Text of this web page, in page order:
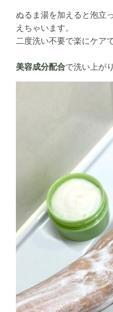
ぬるま湯を加えると泡立
えちゃいます。
二度洗い不要で楽にケア
美容成分配合